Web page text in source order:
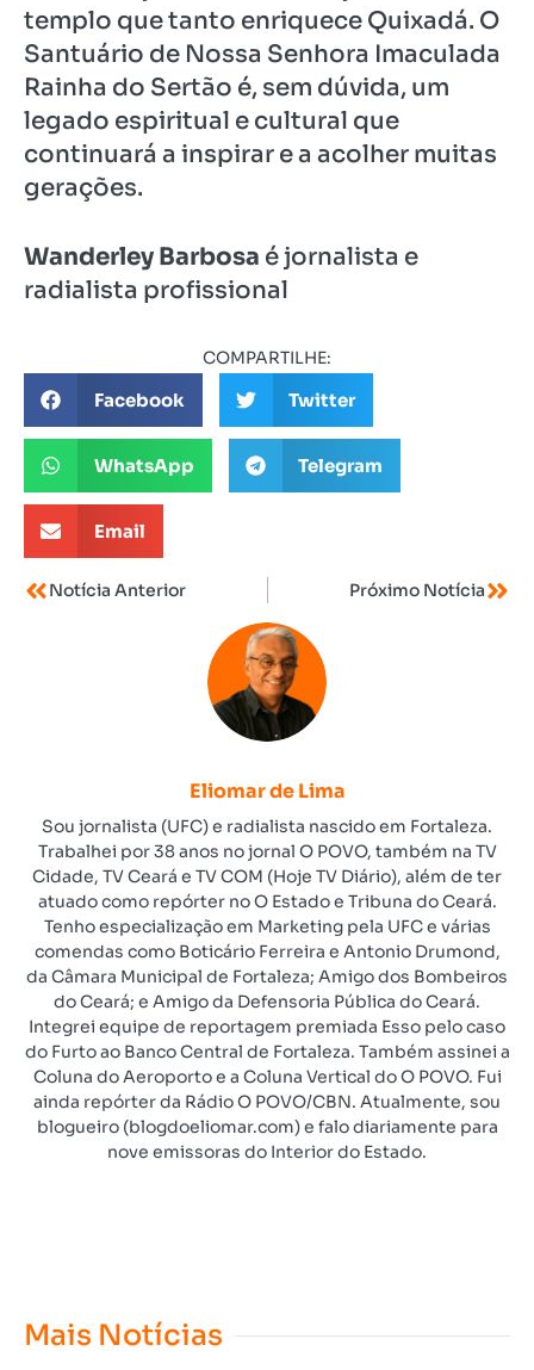
templo que tanto enriquece Quixadá. O
Santuário de Nossa Senhora Imaculada
Rainha do Sertão é, sem dúvida, um
legado espiritual e cultural que
continuará a inspirar e a acolher muitas
gerações.
Wanderley Barbosa é jornalista e
radialista profissional
COMPARTILHE:
Facebook Twitter
WhatsApp Telegram
Email
Notícia Anterior Próximo Notícia
Eliomar de Lima
Sou jornalista (UFC) e radialista nascido em Fortaleza.
Trabalhei por 38 anos no jornal O POVO, também na TV
Cidade, TV Ceará e TV COM (Hoje TV Diário), além de ter
atuado como repórter no O Estado e Tribuna do Ceará.
Tenho especialização em Marketing pela UFC e várias
comendas como Boticário Ferreira e Antonio Drumond,
da Câmara Municipal de Fortaleza; Amigo dos Bombeiros
do Ceará; e Amigo da Defensoria Pública do Ceará.
Integrei equipe de reportagem premiada Esso pelo caso
do Furto ao Banco Central de Fortaleza. Também assinei a
Coluna do Aeroporto e a Coluna Vertical do O POVO. Fui
ainda repórter da Rádio O POVO/CBN. Atualmente, sou
blogueiro (blogdoeliomar.com) e falo diariamente para
nove emissoras do Interior do Estado.
Mais Notícias